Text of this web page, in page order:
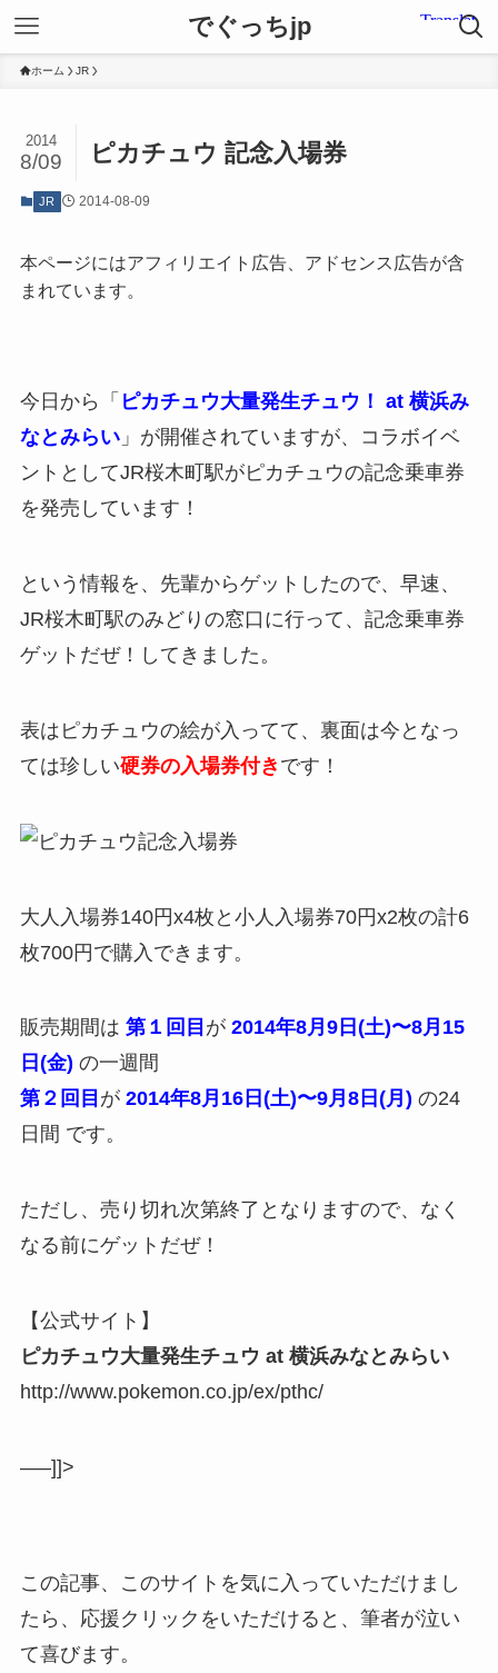
でぐっちjp
ホーム JR
ピカチュウ 記念入場券
2014
8/09
JR 2014-08-09
本ページにはアフィリエイト広告、アドセンス広告が含
まれています。
今日から「 ピカチュウ大量発生チュウ！ at 横浜み
なとみらい」が開催されていますが、コラボイベ
ントとしてJR桜木町駅がピカチュウの記念乗車券
を発売しています！
という情報を、先輩からゲットしたので、早速、
JR桜木町駅のみどりの窓口に行って、記念乗車券
ゲットだぜ！してきました。
表はピカチュウの絵が入ってて、裏面は今となっ
ては珍しい硬券の入場券付き です！
大人入場券140円x4枚と小人入場券70円x2枚の計6
枚700円で購入できます。
販売期間は 第１回目 が 2014年8月9日(土)〜8月15
日(金) の一週間
第２回目 が 2014年8月16日(土)〜9月8日(月) の24
日間 です。
ただし、売り切れ次第終了となりますので、なく
なる前にゲットだぜ！
【公式サイト】
ピカチュウ大量発生チュウ at 横浜みなとみらい
http://www.pokemon.co.jp/ex/pthc/
—–]]>
この記事、このサイトを気に入っていただけまし
たら、応援クリックをいただけると、筆者が泣い
て喜びます。